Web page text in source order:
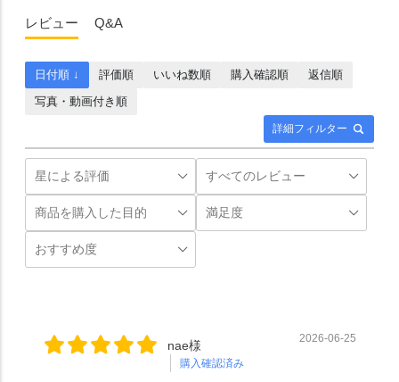
レビュー Q&A
詳細フィルター
日付順 ↓ 評価順 いいね数順 購入確認順
返信順
写真・動画付き順
nae様
購入確認済み
2026-06-25